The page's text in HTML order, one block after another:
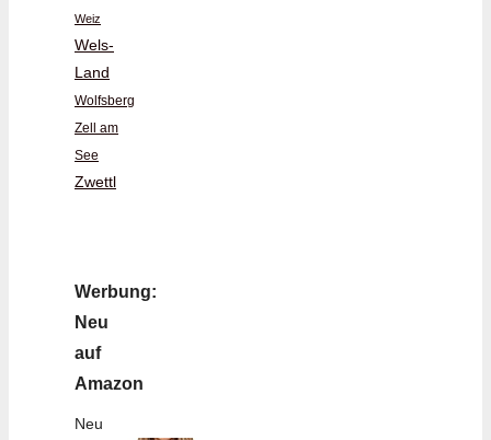
Weiz
Wels-
Land
Wolfsberg
Zell am
See
Zwettl
Werbung:
Neu
auf
Amazon
Neu